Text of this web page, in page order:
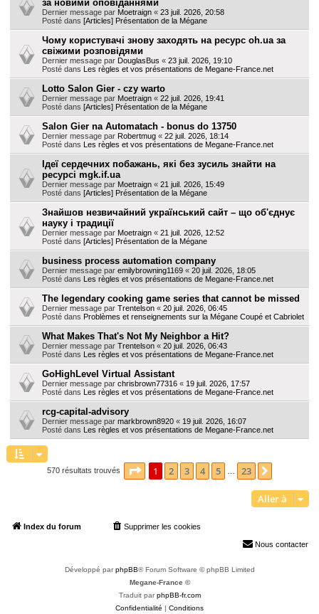
за новими оповіданнями
Dernier message par Moetraign « 23 juil. 2026, 20:58
Posté dans [Articles] Présentation de la Mégane
Чому користувачі знову заходять на ресурс oh.ua за
свіжими розповідями
Dernier message par DouglasBus « 23 juil. 2026, 19:10
Posté dans Les règles et vos présentations de Megane-France.net
Lotto Salon Gier - czy warto
Dernier message par Moetraign « 22 juil. 2026, 19:41
Posté dans [Articles] Présentation de la Mégane
Salon Gier na Automatach - bonus do 13750
Dernier message par Robertmug « 22 juil. 2026, 18:14
Posté dans Les règles et vos présentations de Megane-France.net
Ідеї сердечних побажань, які без зусиль знайти на
ресурсі mgk.if.ua
Dernier message par Moetraign « 21 juil. 2026, 15:49
Posté dans [Articles] Présentation de la Mégane
Знайшов незвичайний український сайт – що об'єднує
науку і традиції
Dernier message par Moetraign « 21 juil. 2026, 12:52
Posté dans [Articles] Présentation de la Mégane
business process automation company
Dernier message par emilybrowning1169 « 20 juil. 2026, 18:05
Posté dans Les règles et vos présentations de Megane-France.net
The legendary cooking game series that cannot be missed
Dernier message par Trentelson « 20 juil. 2026, 06:45
Posté dans Problèmes et renseignements sur la Mégane Coupé et Cabriolet
What Makes That's Not My Neighbor a Hit?
Dernier message par Trentelson « 20 juil. 2026, 06:43
Posté dans Les règles et vos présentations de Megane-France.net
GoHighLevel Virtual Assistant
Dernier message par chrisbrown77316 « 19 juil. 2026, 17:57
Posté dans Les règles et vos présentations de Megane-France.net
rcg-capital-advisory
Dernier message par markbrown8920 « 19 juil. 2026, 16:07
Posté dans Les règles et vos présentations de Megane-France.net
570 résultats trouvés Page 1sur23
1 2 3 4 5 23
Aller à
Index du forum Supprimer les cookies
Nous contacter
Développé parphpBB® Forum Software © phpBB Limited
Megane-France ©
Traduit parphpBB-fr.com
Confidentialité | Conditions